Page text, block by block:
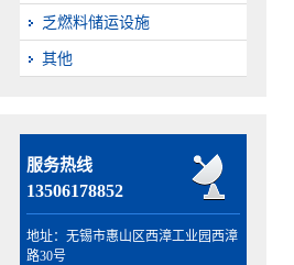
乏燃料储运设施
其他
服务热线
13506178852
地址：无锡市惠山区西漳工业园西漳
路30号